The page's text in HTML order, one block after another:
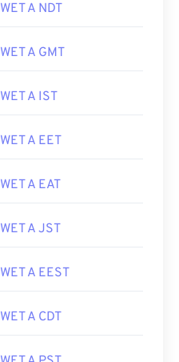
WET A NDT
WET A GMT
WET A IST
WET A EET
WET A EAT
WET A JST
WET A EEST
WET A CDT